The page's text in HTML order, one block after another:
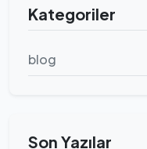
Kategoriler
blog
Son Yazılar